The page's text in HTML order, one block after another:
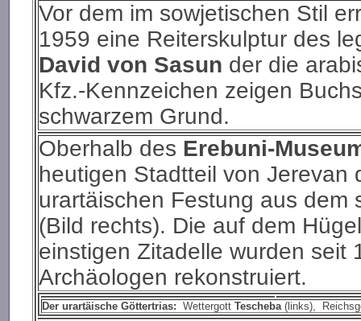
Vor dem im sowjetischen Stil
1959 eine Reiterskulptur des
David von Sasun der die
Kfz.-Kennzeichen zeigen
schwarzem Grund.
Oberhalb des Erebuni-
heutigen Stadtteil von Jerevan
urartäischen Festung aus dem
(Bild rechts). Die auf dem
einstigen Zitadelle wurden seit
Archäologen rekonstruiert.
Der urartäische Göttertrias: Wettergott Tescheba(links),